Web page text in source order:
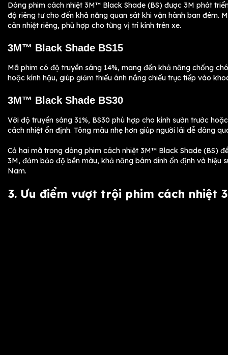
Dòng phim cách nhiệt 3M™ Black Shade (BS) được 3M phát
độ riêng tư cho đến khả năng quan sát khi vận hành ban đêm.
cản nhiệt riêng, phù hợp cho từng vị trí kính trên xe.
3M™ Black Shade BS15
Mã phim có độ truyền sáng 14%, mang đến khả năng chống
hoặc kính hậu, giúp giảm thiểu ánh nắng chiếu trực tiếp vào
3M™ Black Shade BS30
Với độ truyền sáng 31%, BS30 phù hợp cho kính sườn trước
cách nhiệt ổn định. Tông màu nhẹ hơn giúp người lái dễ dàng
Cả hai mã trong dòng phim cách nhiệt 3M™ Black Shade (BS)
3M, đảm bảo độ bền màu, khả năng bám dính ổn định và hiệu
Nam.
3. Ưu điểm vượt trội phim cách nhiệt